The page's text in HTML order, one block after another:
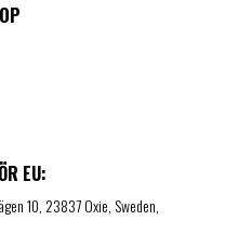
EU:
10, 23837 Oxie, Sweden,